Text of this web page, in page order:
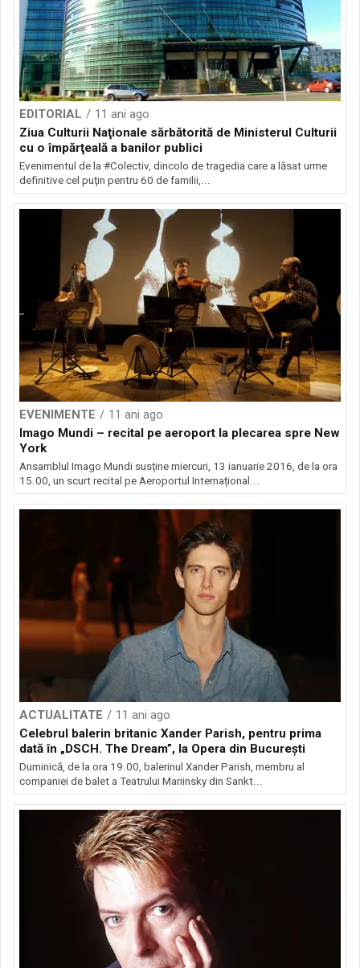
EDITORIAL
11 ani ago
Ziua Culturii Naţionale sărbătorită de Ministerul Culturii
cu o împărţeală a banilor publici
Evenimentul de la #Colectiv, dincolo de tragedia care a lăsat urme
definitive cel puţin pentru 60 de familii,...
EVENIMENTE
11 ani ago
Imago Mundi – recital pe aeroport la plecarea spre New
York
Ansamblul Imago Mundi susține miercuri, 13 ianuarie 2016, de la ora
15.00, un scurt recital pe Aeroportul Internațional...
ACTUALITATE
11 ani ago
Celebrul balerin britanic Xander Parish, pentru prima
dată în „DSCH. The Dream”, la Opera din Bucureşti
Duminică, de la ora 19.00, balerinul Xander Parish, membru al
companiei de balet a Teatrului Mariinsky din Sankt...